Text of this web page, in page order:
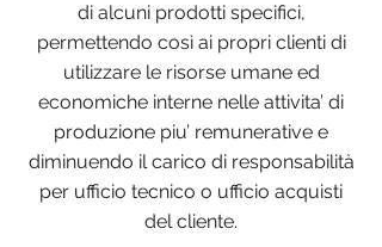
di alcuni prodotti specifici,
permettendo così ai propri clienti di
utilizzare le risorse umane ed
economiche interne nelle attivita’ di
produzione piu’ remunerative e
diminuendo il carico di responsabilità
per ufficio tecnico o ufficio acquisti
del cliente.